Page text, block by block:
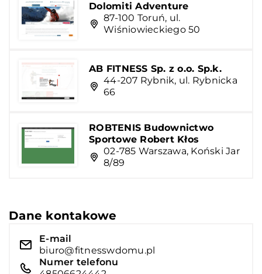
Dolomiti Adventure
87-100 Toruń, ul.
Wiśniowieckiego 50
AB FITNESS Sp. z o.o. Sp.k.
44-207 Rybnik, ul. Rybnicka
66
ROBTENIS Budownictwo
Sportowe Robert Kłos
02-785 Warszawa, Koński Jar
8/89
Dane kontakowe
E-mail
biuro@fitnesswdomu.pl
Numer telefonu